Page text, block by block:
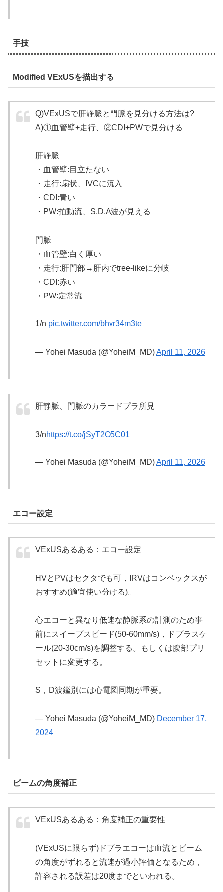
手技
Modified VExUSを描出する
Q)VExUSで肝静脈と門脈を見分ける方法は?
A)①血管壁+走行、②CDI+PWで見分ける
肝静脈
・血管壁:目立たない
・走行:扇状、IVCに流入
・CDI:青い
・PW:拍動流、S,D,A波が見える
門脈
・血管壁:白く厚い
・走行:肝門部→肝内でtree-likeに分岐
・CDI:赤い
・PW:定常流
1/n pic.twitter.com/bhvr34m3te
— Yohei Masuda (@YoheiM_MD)April 11, 2026
肝静脈、門脈のカラードプラ所見
3/nhttps://t.co/jSyT2O5C01
— Yohei Masuda (@YoheiM_MD)April 11, 2026
エコー設定
VExUSあるある：エコー設定
HVとPVはセクタでも可，IRVはコンベックスが
おすすめ(適宜使い分ける)。
心エコーと異なり低速な静脈系の計測のため事
前にスイープスピード(50-60mm/s)，ドプラスケ
ール(20-30cm/s)を調整する。もしくは腹部プリ
セットに変更する。
S，D波鑑別には心電図同期が重要。
— Yohei Masuda (@YoheiM_MD) December 17,
2024
ビームの角度補正
VExUSあるある：角度補正の重要性
(VExUSに限らず)ドプラエコーは血流とビーム
の角度がずれると流速が過小評価となるため，
許容される誤差は20度までといわれる。